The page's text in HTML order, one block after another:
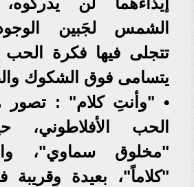
الشمس لجَبين
تتجلى فيها فكرة الحب
يتسامى فوق الشكوك
• "وأنتِ كلام" : تصور
الحب
"مخلوق سماوي"،
"كلاماً"، بعيدة